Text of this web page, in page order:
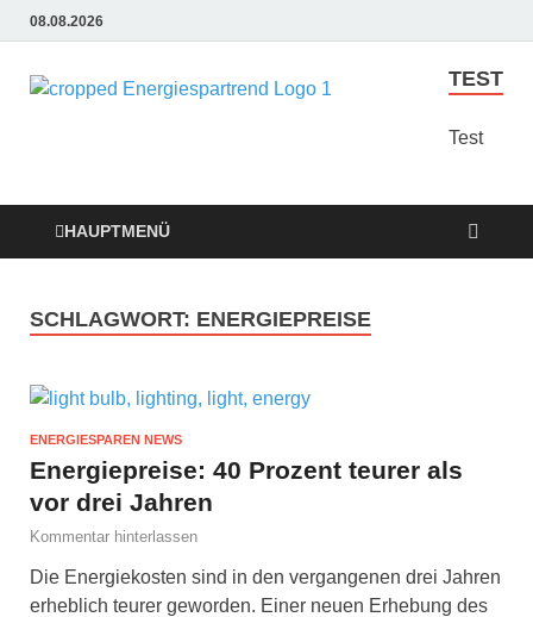
08.08.2026
Energie
Trend
Angebote sindt der
TEST
Test
HAUPTMENÜ
SCHLAGWORT: ENERGIEPREISE
ENERGIESPAREN NEWS
Energiepreise: 40 Prozent teurer als
vor drei Jahren
Kommentar hinterlassen
Die Energiekosten sind in den vergangenen drei Jahren
erheblich teurer geworden. Einer neuen Erhebung des